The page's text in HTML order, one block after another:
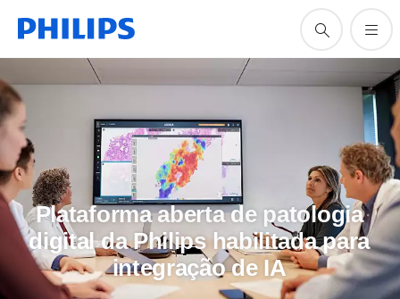
Plataforma aberta de patologia
digital da Philips habilitada para
integração de IA